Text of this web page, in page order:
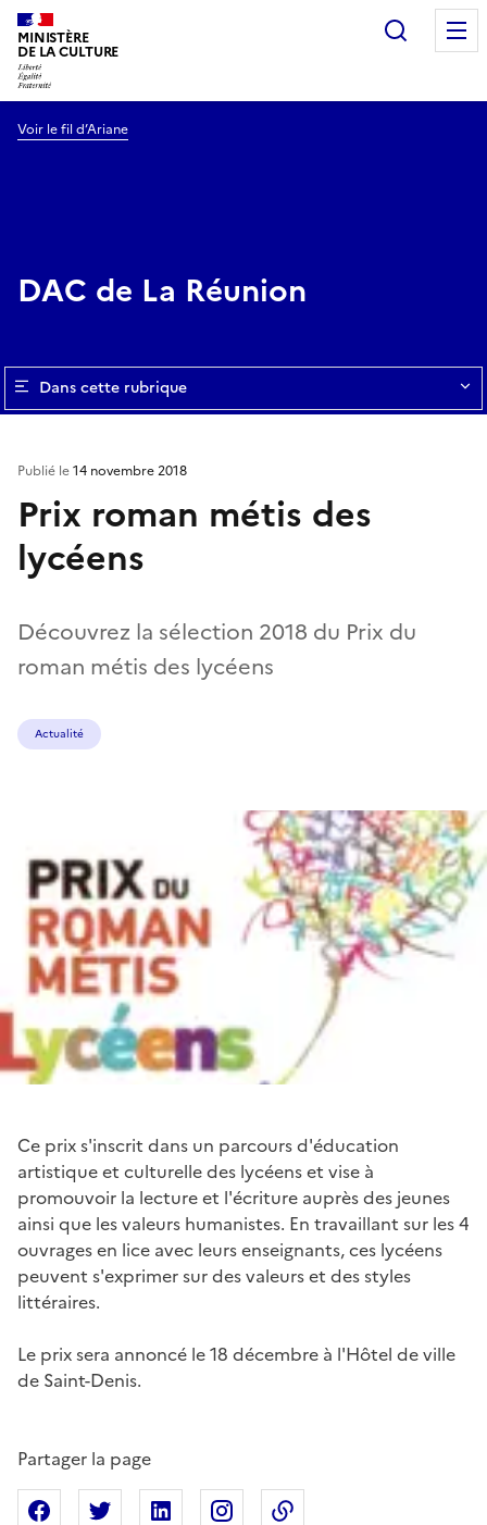
MINISTÈRE
DE LA CULTURE
Voir le fil d’Ariane
DAC de La Réunion
Dans cette rubrique
Prix roman métis des
lycéens
Découvrez la sélection 2018 du Prix du
roman métis des lycéens
Publié le14 novembre 2018
Actualité
Ce prix s'inscrit dans un parcours d'éducation
artistique et culturelle des lycéens et vise à
promouvoir la lecture et l'écriture auprès des jeunes
ainsi que les valeurs humanistes. En travaillant sur les 4
ouvrages en lice avec leurs enseignants, ces lycéens
peuvent s'exprimer sur des valeurs et des styles
littéraires.
Le prix sera annoncé le 18 décembre à l'Hôtel de ville
de Saint-Denis.
Partager la page
Partager sur Facebook
Partager sur XPartager sur Linkedin
Partager sur Instagram